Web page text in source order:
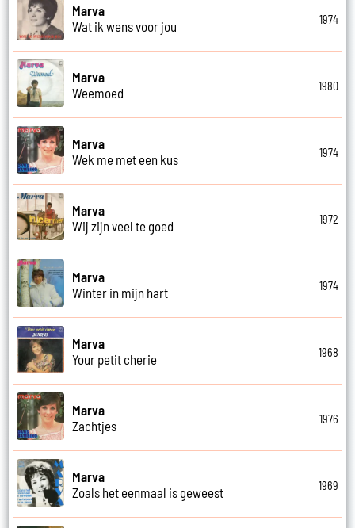
Marva
Wat ik wens voor jou
1974
Marva
Weemoed
1980
Marva
Wek me met een kus
1974
Marva
Wij zijn veel te goed
1972
Marva
Winter in mijn hart
1974
Marva
Your petit cherie
1968
Marva
Zachtjes
1976
Marva
Zoals het eenmaal is geweest
1969